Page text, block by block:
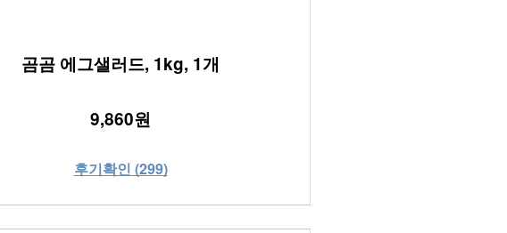
곰곰 에그샐러드, 1kg, 1개
9,860원
후기확인 (299)